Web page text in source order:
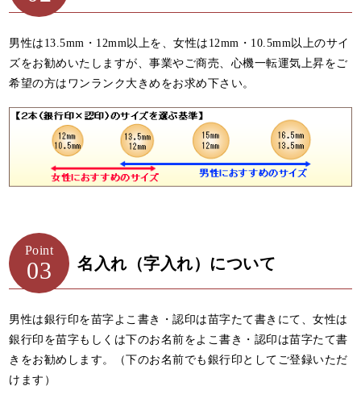
男性は13.5mm・12mm以上を、女性は12mm・10.5mm以上のサイ
ズをお勧めいたしますが、事業やご商売、心機一転運気上昇をご
希望の方はワンランク大きめをお求め下さい。
Point
03 名入れ（字入れ）について
男性は銀行印を苗字よこ書き・認印は苗字たて書きにて、女性は
銀行印を苗字もしくは下のお名前をよこ書き・認印は苗字たて書
きをお勧めします。（下のお名前でも銀行印としてご登録いただ
けます）